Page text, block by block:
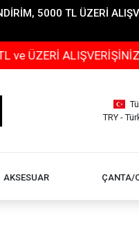
5000 TL ÜZERİ
TRY -
AKSESUAR ÇANTA/